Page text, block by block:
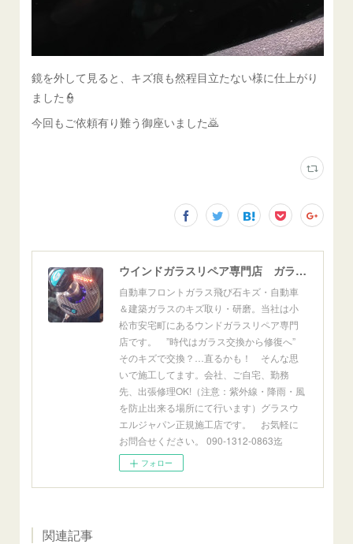
鏡を外して見ると、キズ痕も然程目立たない様に仕上がり
ました👮
今回もご依頼有り難う御座いました🙇
ウインドガラスリペア専門店 ガラスリペア・ヨシダ グラスウェルドジャパン 正規施工店 小松市
自動車フロントガラス飛び石キズ・自動車
＆建築ガラスのキズ取り・研磨。当社は小
松市安宅町にあるウンドガラスリペア専門
店です。 ”時代はガラス交換から修復へ”
そのキズで交換？…直るかも！ そんな思
いで施工してます。会社、ご自宅、勤務
先、出張修理OK!（注意：紫外線・降雨・風
を防止出来る場所にて行います）グラスウ
エルジャパン正規施工店です。 お気軽に
お問合せください。 090-1312-0863迄
フォロー
関連記事